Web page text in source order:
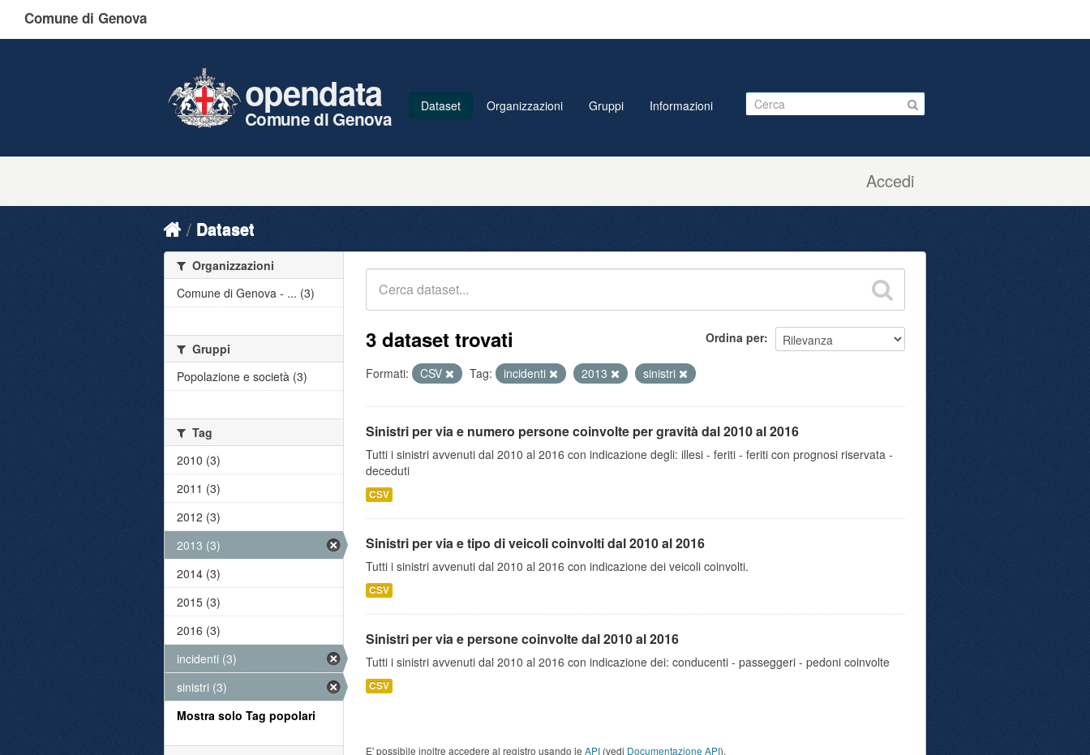
Comune di Genova
Accedi
opendata
Comune di Genova
Dataset Organizzazioni Gruppi Informazioni
Dataset
Ordina per
3 dataset trovati
Formati: CSV Tag: incidenti 2013 sinistri
Sinistri per via e numero persone coinvolte per gravità dal 2010 al 2016
Tutti i sinistri avvenuti dal 2010 al 2016 con indicazione degli: illesi - feriti - feriti con prognosi riservata -
deceduti
CSV
Sinistri per via e tipo di veicoli coinvolti dal 2010 al 2016
Tutti i sinistri avvenuti dal 2010 al 2016 con indicazione dei veicoli coinvolti.
CSV
Sinistri per via e persone coinvolte dal 2010 al 2016
Tutti i sinistri avvenuti dal 2010 al 2016 con indicazione dei: conducenti - passeggeri - pedoni coinvolte
CSV
E' possibile inoltre accedere al registro usando le API (vedi Documentazione API).
Organizzazioni
Comune di Genova - ... (3)
Gruppi
Popolazione e società (3)
Tag
2010 (3)
2011 (3)
2012 (3)
2013 (3)
2014 (3)
2015 (3)
2016 (3)
incidenti (3)
sinistri (3)
Mostra solo Tag popolari